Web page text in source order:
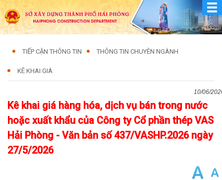
TIẾP CẬN THÔNG TIN THÔNG TIN CHUYÊN NGÀNH
KÊ KHAI GIÁ
10/06/
Kê khai giá hàng hóa, dịch vụ bán trong nước
hoặc xuất khẩu của Công ty Cổ phần thép VAS
Hải Phòng - Văn bản số 437/VASHP.2026 ngày
27/5/2026